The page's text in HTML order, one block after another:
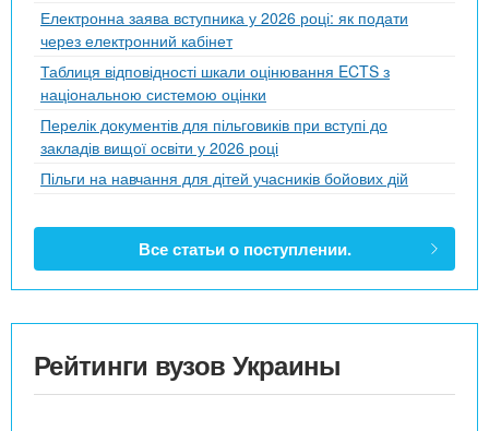
Електронна заява вступника у 2026 році: як подати
через електронний кабінет
Таблиця відповідності шкали оцінювання ECTS з
національною системою оцінки
Перелік документів для пільговиків при вступі до
закладів вищої освіти у 2026 році
Пільги на навчання для дітей учасників бойових дій
Все статьи о поступлении.
Рейтинги вузов Украины